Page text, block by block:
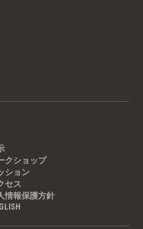
クショップ
ション
セス
情報保護方針